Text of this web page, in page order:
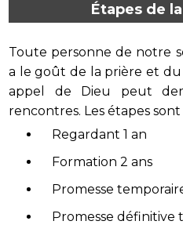
Étapes de
Toute personne de notre
a le goût de la prière et
appel de Dieu peut
rencontres. Les étapes sont
Regardant 1 an
Formation 2 ans
Promesse
Promesse définitive